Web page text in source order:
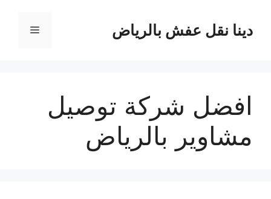
المحتوىدينا نقل عفش بالرياض القائمة
افضل شركة توصيل
مشاوير بالرياض